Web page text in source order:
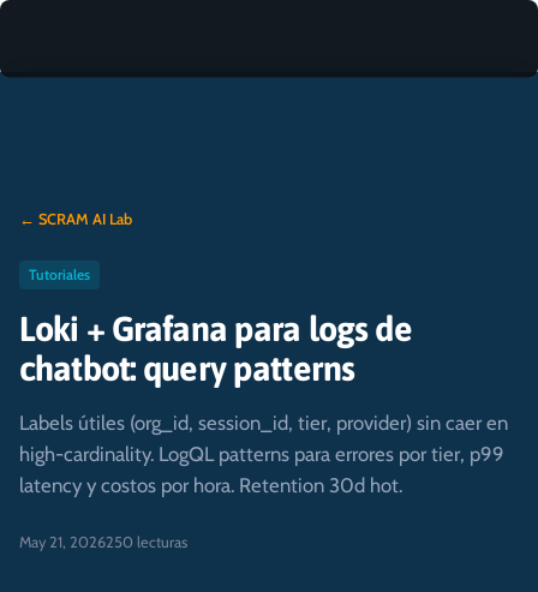
← SCRAM AI Lab
Tutoriales
Loki + Grafana para logs de
chatbot: query patterns
Labels útiles (org_id, session_id, tier, provider) sin caer en
high-cardinality. LogQL patterns para errores por tier, p99
latency y costos por hora. Retention 30d hot.
May 21, 2026250 lecturas